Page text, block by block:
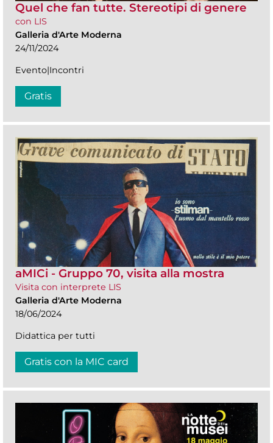
Quel che fan tutte. Stereotipi di genere
con LIS
Galleria d'Arte Moderna
24/11/2024
Evento|Incontri
Gratis
aMICi - Gruppo 70, visita alla mostra
Visita con interprete LIS
Galleria d'Arte Moderna
18/06/2024
Didattica per tutti
Gratis con la MIC card